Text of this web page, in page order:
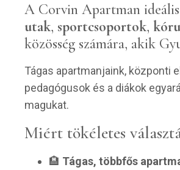
A Corvin Apartman ideális
utak, sportcsoportok,
közösség számára, akik
Tágas apartmanjaink, központi
pedagógusok és a diákok
magukat.
Miért tökéletes
🏨 Tágas, többfős